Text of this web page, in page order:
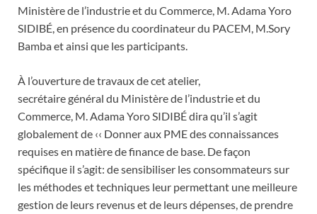
Ministère de l’industrie et du Commerce, M. Adama Yoro
SIDIBÉ, en présence du coordinateur du PACEM, M.Sory
Bamba et ainsi que les participants.
À l’ouverture de travaux de cet atelier,
secrétaire général du Ministère de l’industrie et du
Commerce, M. Adama Yoro SIDIBÉ dira qu’il s’agit
globalement de ‹‹ Donner aux PME des connaissances
requises en matière de finance de base. De façon
spécifique il s’agit: de sensibiliser les consommateurs sur
les méthodes et techniques leur permettant une meilleure
gestion de leurs revenus et de leurs dépenses, de prendre